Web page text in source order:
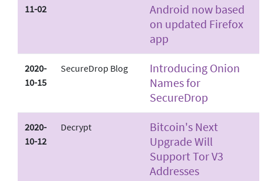
11-02
Android now based
on updated Firefox
app
2020-
10-15
SecureDrop Blog
Introducing Onion
Names for
SecureDrop
2020-
10-12
Decrypt
Bitcoin's Next
Upgrade Will
Support Tor V3
Addresses